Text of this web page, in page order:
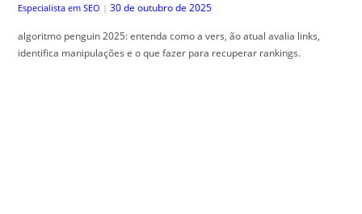
Especialista em SEO | 30 de outubro de 2025
algoritmo penguin 2025: entenda como a vers, ão atual avalia links,
identifica manipulações e o que fazer para recuperar rankings.